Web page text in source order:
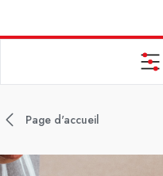
Page d'accueil